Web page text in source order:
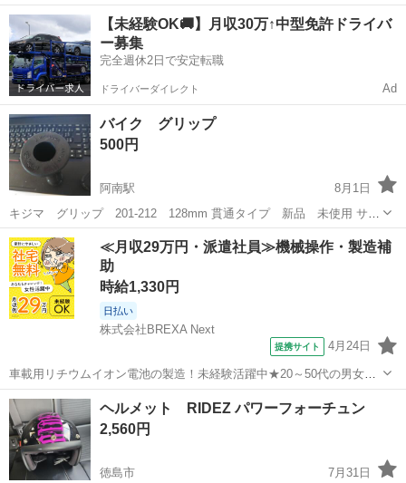
れいな状態ではありません。 経年劣化の錆、汚れ等ございます。 写真
に映っているものは全てセットになっております。 付属品としてフレ
ームの他に、フロントフォ...
徳島 徳島市 府中駅 ホンダ エアクリーナー
【未経験OK🚚】月収30万↑中型免許ドライバ
ー募集
完全週休2日で安定転職
ドライバーダイレクト Ad
バイク グリップ
500円
阿南駅
8月1日
キジマ グリップ 201-212 128mm 貫通タイプ 新品 未使用 サイ
ズを間違えて購入しました。 自宅まで、できるだけ早くとりにきて
くれる方を優先させていただきます。 よろしくおねがいします。
徳島 阿南市 阿南駅 その他
≪月収29万円・派遣社員≫機械操作・製造補
助
時給1,330円
日払い
株式会社BREXA Next
提携サイト 4月24日
車載用リチウムイオン電池の製造！未経験活躍中★20～50代の男女活
躍中！寮費無料★備品付き1R寮完備！自宅からマイカー通勤OK！無料
駐車場完備◎正社員登用制度あり！《徳島県板野郡松茂町》 人気の工
場のお仕事 ◇車載用リチウ...
徳島 その他
ヘルメット RIDEZ パワーフォーチュン
2,560円
徳島市
7月31日